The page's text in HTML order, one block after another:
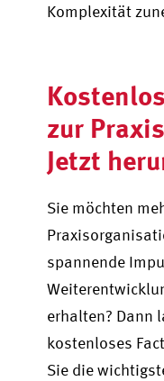
Komplexität
zur
Jetzt
Sie möchten
spannende
erhalten? Dann
kostenloses
Sie die